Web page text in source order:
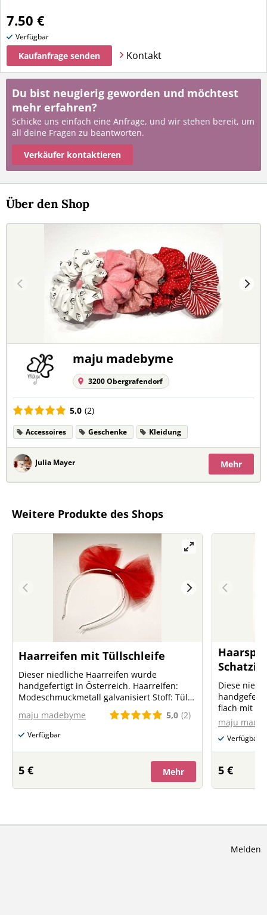
7.50 €
Verfügbar
Kaufanfrage senden Kontakt
Du bist neugierig geworden und möchtest
mehr erfahren?
Schicke uns einfach eine Anfrage, und wir stehen bereit, um
all deine Fragen zu beantworten.
Verkäufer kontaktieren
Über den Shop
maju madebyme
3200 Obergrafendorf
5,0 (2)
Accessoires Geschenke Kleidung
Julia Mayer Mehr
Weitere Produkte des Shops
Haarreifen mit Tüllschleife
Dieser niedliche Haarreifen wurde
handgefertigt in Österreich. Haarreifen:
Modeschmuckmetall galvanisiert Stoff: Tüll
aus Polyester Größe Haarreifen: Umfang
37cm, Breite 5mm Größe Schleife: ca. 18cm
maju madebyme 5,0 (2)
Verfügbar
5 € Mehr
Schatzi
Diese
handgefertigt in
flach mit
Weiß
maju
Verfügbar
5 €
Melden